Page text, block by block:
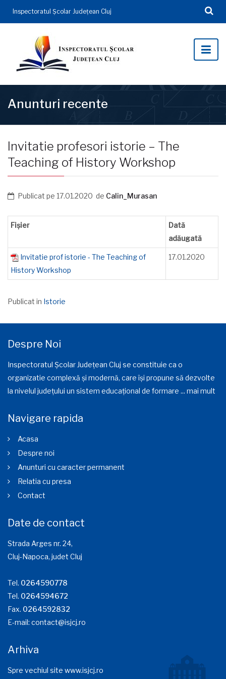
Inspectoratul Şcolar Județean Cluj
Anunturi recente
Invitatie profesori istorie – The
Teaching of History Workshop
Publicat pe 17.01.2020 de Calin_Murasan
Fișier
Dată
adăugată
Invitatie prof istorie - The Teaching of
History Workshop
17.01.2020
Publicat in Istorie
Despre Noi
Inspectoratul Școlar Județean Cluj se constituie ca o
organizatie complexă și modernă, care își propune să dezvolte
la nivelul județului un sistem educațional de formare ... mai mult
Navigare rapida
Acasa
Despre noi
Anunturi cu caracter permanent
Relatia cu presa
Contact
Date de contact
Strada Arges nr. 24,
Cluj-Napoca, judet Cluj
Tel. 0264590778
Tel. 0264594672
Fax. 0264592832
E-mail: contact@isjcj.ro
Arhiva
Spre vechiul site www.isjcj.ro